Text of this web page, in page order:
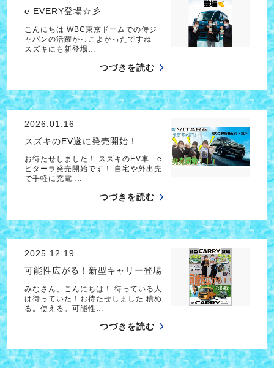
e EVERY登場☆彡
こんにちは WBC東京ドームでの侍ジ
ャパンの活躍かっこよかったですね
スズキにも新登場…
つづきを読む
2026.01.16
スズキのEV遂に発売開始！
お待たせしました！ スズキのEV車 e
ビターラ発売開始です！ 自宅や外出先
で手軽に充電 …
つづきを読む
2025.12.19
可能性広がる！新型キャリー登場
みなさん、こんにちは！ 待っている人
は待っていた！お待たせしました 積め
る。使える。可能性…
つづきを読む